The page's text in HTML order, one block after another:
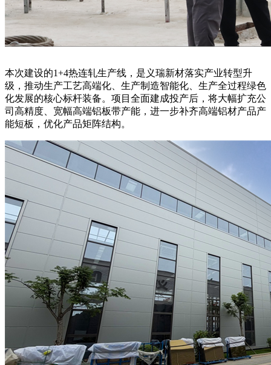
本次建设的1+4热连轧生产线，是义瑞新材落实产业转型升
级，推动生产工艺高端化、生产制造智能化、生产全过程绿色
化发展的核心标杆装备。项目全面建成投产后，将大幅扩充公
司高精度、宽幅高端铝板带产能，进一步补齐高端铝材产品产
能短板，优化产品矩阵结构。